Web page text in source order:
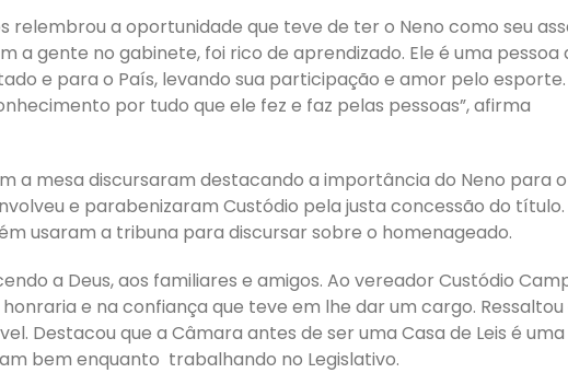
relembrou a oportunidade que teve de ter o Neno como seu
a gente no gabinete, foi rico de aprendizado. Ele é uma pessoa
e para o País, levando sua participação e amor pelo esporte.
por tudo que ele fez e faz pelas pessoas”, afirma
a mesa discursaram destacando a importância do Neno para o
e parabenizaram Custódio pela justa concessão do título.
usaram a tribuna para discursar sobre o homenageado.
a Deus, aos familiares e amigos. Ao vereador Custódio
e na confiança que teve em lhe dar um cargo. Ressaltou
Destacou que a Câmara antes de ser uma Casa de Leis é
bem enquanto trabalhando no Legislativo.